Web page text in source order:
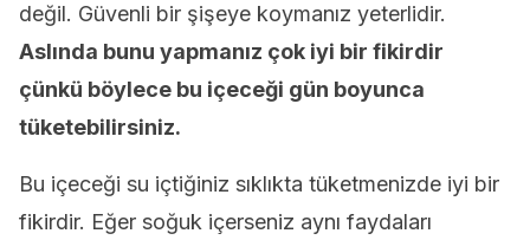
değil. Güvenli bir şişeye koymanız yeterlidir.
Aslında bunu yapmanız çok iyi bir fikirdir
çünkü böylece bu içeceği gün boyunca
tüketebilirsiniz.
Bu içeceği su içtiğiniz sıklıkta tüketmenizde iyi bir
fikirdir. Eğer soğuk içerseniz aynı faydaları